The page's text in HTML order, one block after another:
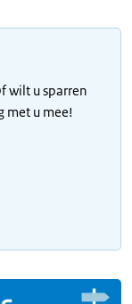
wilt u sparren
met u mee!